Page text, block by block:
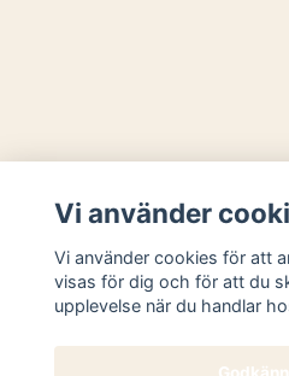
Sociala medier
Vi använder
Vi använder cookies för att
visas för dig och för att du
upplevelse när du handlar